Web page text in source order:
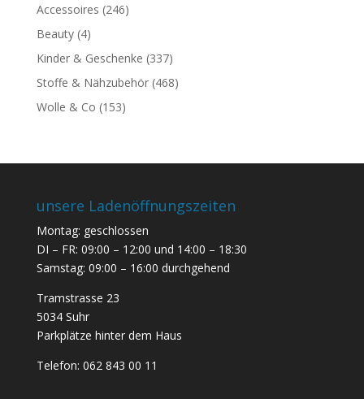
Accessoires (246)
Beauty (4)
Kinder & Geschenke (337)
Stoffe & Nähzubehör (468)
Wolle & Co (153)
unsere Ladenöffnungszeiten
Montag: geschlossen
DI – FR: 09:00 – 12:00 und 14:00 – 18:30
Samstag: 09:00 – 16:00 durchgehend
Tramstrasse 23
5034 Suhr
Parkplätze hinter dem Haus
Telefon: 062 843 00 11